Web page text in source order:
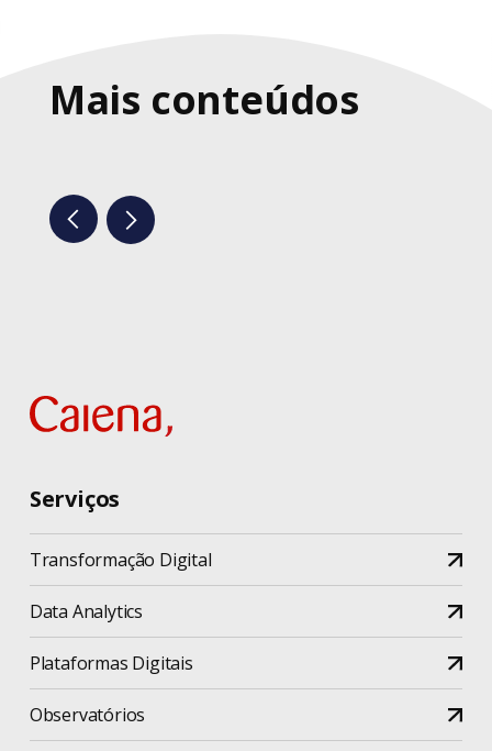
Mais conteúdos
Serviços
Transformação Digital
Data Analytics
Plataformas Digitais
Observatórios